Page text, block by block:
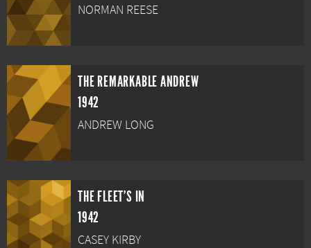
NORMAN REESE
THE REMARKABLE ANDREW
1942
ANDREW LONG
THE FLEET'S IN
1942
CASEY KIRBY